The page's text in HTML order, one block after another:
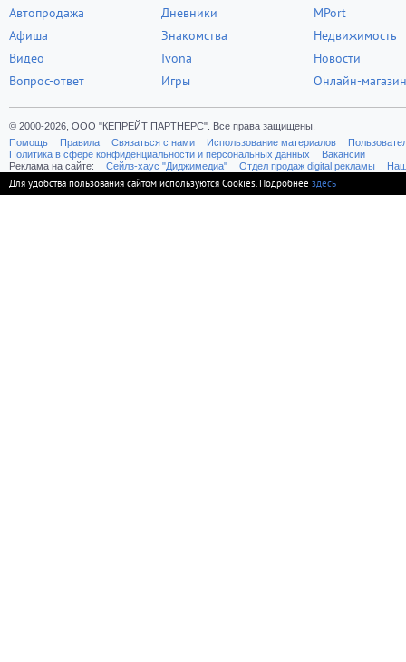
Автопродажа
Афиша
Видео
Вопрос-ответ
Дневники
Знакомства
Ivona
Игры
MPort
Недвижимость
Новости
Онлайн-магазин
© 2000-2026, ООО "КЕПРЕЙТ ПАРТНЕРС". Все права защищены.
Помощь
Правила Связаться с нами Использование материалов
Политика в сфере конфиденциальности и персональных данных
Вакансии
Реклама на сайте:
Cейлз-хаус "Диджимедиа" Отдел продаж digital рекламы
Для удобства пользования сайтом используются Cookies. Подробнее здесь